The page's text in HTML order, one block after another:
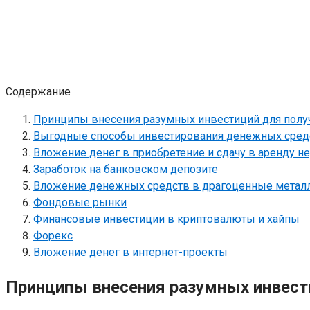
Содержание
Принципы внесения разумных инвестиций для
Выгодные способы инвестирования денежных
Вложение денег в приобретение и сдачу в аренду
Заработок на банковском депозите
Вложение денежных средств в драгоценные
Фондовые рынки
Финансовые инвестиции в криптовалюты и хайпы
Форекс
Вложение денег в интернет-проекты
Принципы внесения разумных